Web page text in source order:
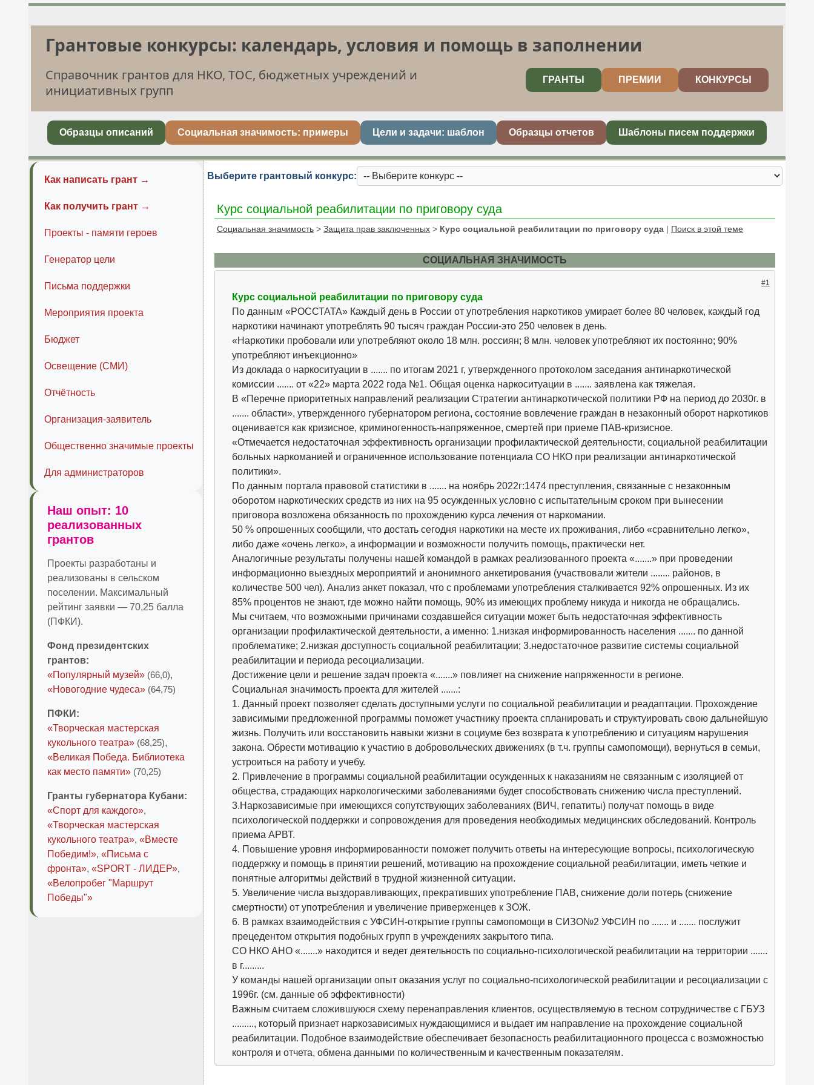
Грантовые конкурсы: календарь, условия и помощь в заполнении
Справочник грантов для НКО, ТОС, бюджетных учреждений и
инициативных групп
ГРАНТЫ ПРЕМИИ КОНКУРСЫ
Образцы описаний Социальная значимость: примеры Цели и задачи: шаблон Образцы отчетов Шаблоны писем поддержки
Как написать грант →
Как получить грант →
Проекты - памяти героев
Генератор цели
Письма поддержки
Мероприятия проекта
Бюджет
Освещение (СМИ)
Отчётность
Организация-заявитель
Общественно значимые проекты
Для администраторов
Наш опыт: 10
реализованных
грантов
Проекты разработаны и
реализованы в сельском
поселении. Максимальный
рейтинг заявки — 70,25 балла
(ПФКИ).
Фонд президентских
грантов:
«Популярный музей» (66,0),
«Новогодние чудеса» (64,75)
ПФКИ:
«Творческая мастерская
кукольного театра» (68,25),
«Великая Победа. Библиотека
как место памяти» (70,25)
Гранты губернатора Кубани:
«Спорт для каждого»,
«Творческая мастерская
кукольного театра», «Вместе
Победим!», «Письма с
фронта», «SPORT - ЛИДЕР»,
«Велопробег "Маршрут
Победы"»
Выберите грантовый конкурс:
Курс социальной реабилитации по приговору суда
Социальная значимость > Защита прав заключенных > Курс социальной реабилитации по приговору суда | Поиск в этой теме
СОЦИАЛЬНАЯ ЗНАЧИМОСТЬ
#1
Курс социальной реабилитации по приговору суда
По данным «РОССТАТА» Каждый день в России от употребления наркотиков умирает более 80 человек, каждый год
наркотики начинают употреблять 90 тысяч граждан России-это 250 человек в день.
«Наркотики пробовали или употребляют около 18 млн. россиян; 8 млн. человек употребляют их постоянно; 90%
употребляют инъекционно»
Из доклада о наркоситуации в ....... по итогам 2021 г, утвержденного протоколом заседания антинаркотической
комиссии ....... от «22» марта 2022 года №1. Общая оценка наркоситуации в ....... заявлена как тяжелая.
В «Перечне приоритетных направлений реализации Стратегии антинаркотической политики РФ на период до 2030г. в
....... области», утвержденного губернатором региона, состояние вовлечение граждан в незаконный оборот наркотиков
оценивается как кризисное, криминогенность-напряженное, смертей при приеме ПАВ-кризисное.
«Отмечается недостаточная эффективность организации профилактической деятельности, социальной реабилитации
больных наркоманией и ограниченное использование потенциала СО НКО при реализации антинаркотической
политики».
По данным портала правовой статистики в ....... на ноябрь 2022г:1474 преступления, связанные с незаконным
оборотом наркотических средств из них на 95 осужденных условно с испытательным сроком при вынесении
приговора возложена обязанность по прохождению курса лечения от наркомании.
50 % опрошенных сообщили, что достать сегодня наркотики на месте их проживания, либо «сравнительно легко»,
либо даже «очень легко», а информации и возможности получить помощь, практически нет.
Аналогичные результаты получены нашей командой в рамках реализованного проекта «.......» при проведении
информационно выездных мероприятий и анонимного анкетирования (участвовали жители ........ районов, в
количестве 500 чел). Анализ анкет показал, что с проблемами употребления сталкивается 92% опрошенных. Из их
85% процентов не знают, где можно найти помощь, 90% из имеющих проблему никуда и никогда не обращались.
Мы считаем, что возможными причинами создавшейся ситуации может быть недостаточная эффективность
организации профилактической деятельности, а именно: 1.низкая информированность населения ....... по данной
проблематике; 2.низкая доступность социальной реабилитации; 3.недостаточное развитие системы социальной
реабилитации и периода ресоциализации.
Достижение цели и решение задач проекта «.......» повлияет на снижение напряженности в регионе.
Социальная значимость проекта для жителей .......:
1. Данный проект позволяет сделать доступными услуги по социальной реабилитации и реадаптации. Прохождение
зависимыми предложенной программы поможет участнику проекта спланировать и структуировать свою дальнейшую
жизнь. Получить или восстановить навыки жизни в социуме без возврата к употреблению и ситуациям нарушения
закона. Обрести мотивацию к участию в добровольческих движениях (в т.ч. группы самопомощи), вернуться в семьи,
устроиться на работу и учебу.
2. Привлечение в программы социальной реабилитации осужденных к наказаниям не связанным с изоляцией от
общества, страдающих наркологическими заболеваниями будет способствовать снижению числа преступлений.
3.Наркозависимые при имеющихся сопутствующих заболеваниях (ВИЧ, гепатиты) получат помощь в виде
психологической поддержки и сопровождения для проведения необходимых медицинских обследований. Контроль
приема АРВТ.
4. Повышение уровня информированности поможет получить ответы на интересующие вопросы, психологическую
поддержку и помощь в принятии решений, мотивацию на прохождение социальной реабилитации, иметь четкие и
понятные алгоритмы действий в трудной жизненной ситуации.
5. Увеличение числа выздоравливающих, прекративших употребление ПАВ, снижение доли потерь (снижение
смертности) от употребления и увеличение приверженцев к ЗОЖ.
6. В рамках взаимодействия с УФСИН-открытие группы самопомощи в СИЗО№2 УФСИН по ....... и ....... послужит
прецедентом открытия подобных групп в учреждениях закрытого типа.
СО НКО АНО «.......» находится и ведет деятельность по социально-психологической реабилитации на территории .......
в г.........
У команды нашей организации опыт оказания услуг по социально-психологической реабилитации и ресоциализации с
1996г. (см. данные об эффективности)
Важным считаем сложившуюся схему перенаправления клиентов, осуществляемую в тесном сотрудничестве с ГБУЗ
........., который признает наркозависимых нуждающимися и выдает им направление на прохождение социальной
реабилитации. Подобное взаимодействие обеспечивает безопасность реабилитационного процесса с возможностью
контроля и отчета, обмена данными по количественным и качественным показателям.